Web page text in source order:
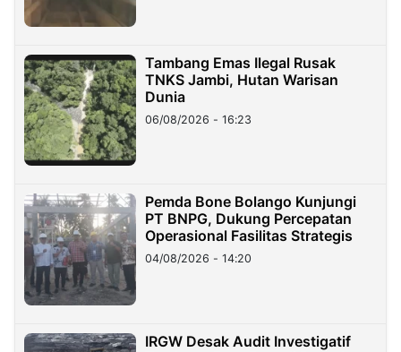
Tambang Emas Ilegal Rusak
TNKS Jambi, Hutan Warisan
Dunia
06/08/2026 - 16:23
Pemda Bone Bolango Kunjungi
PT BNPG, Dukung Percepatan
Operasional Fasilitas Strategis
04/08/2026 - 14:20
IRGW Desak Audit Investigatif